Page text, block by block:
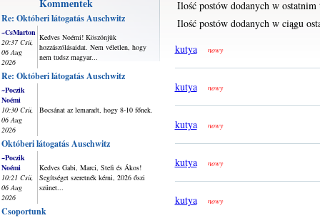
Kommentek
Re: Októberi látogatás Auschwitz
~CsMarton
20:37 Csü,
06 Aug
2026
Kedves Noémi! Köszönjük
hozzászólásaidat. Nem véletlen, hogy
nem tudsz magyar...
Re: Októberi látogatás Auschwitz
~Poczik
Noémi
10:30 Csü,
06 Aug
2026
Bocsánat az lemaradt, hogy 8-10 főnek.
Októberi látogatás Auschwitz
~Poczik
Noémi
10:21 Csü,
06 Aug
2026
Kedves Gabi, Marci, Stefi és Ákos!
Segítséget szeretnék kérni, 2026 őszi
szünet...
Csoportunk
Ilość postów dodanych w ostatnim
Ilość postów dodanych w ciągu
kutya
nowy
kutya nowy
kutya nowy
kutya nowy
kutya nowy